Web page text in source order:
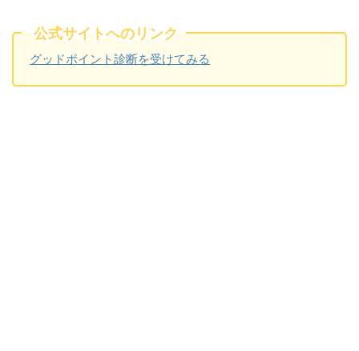
公式サイトへのリンク
グッドポイント診断を受けてみる